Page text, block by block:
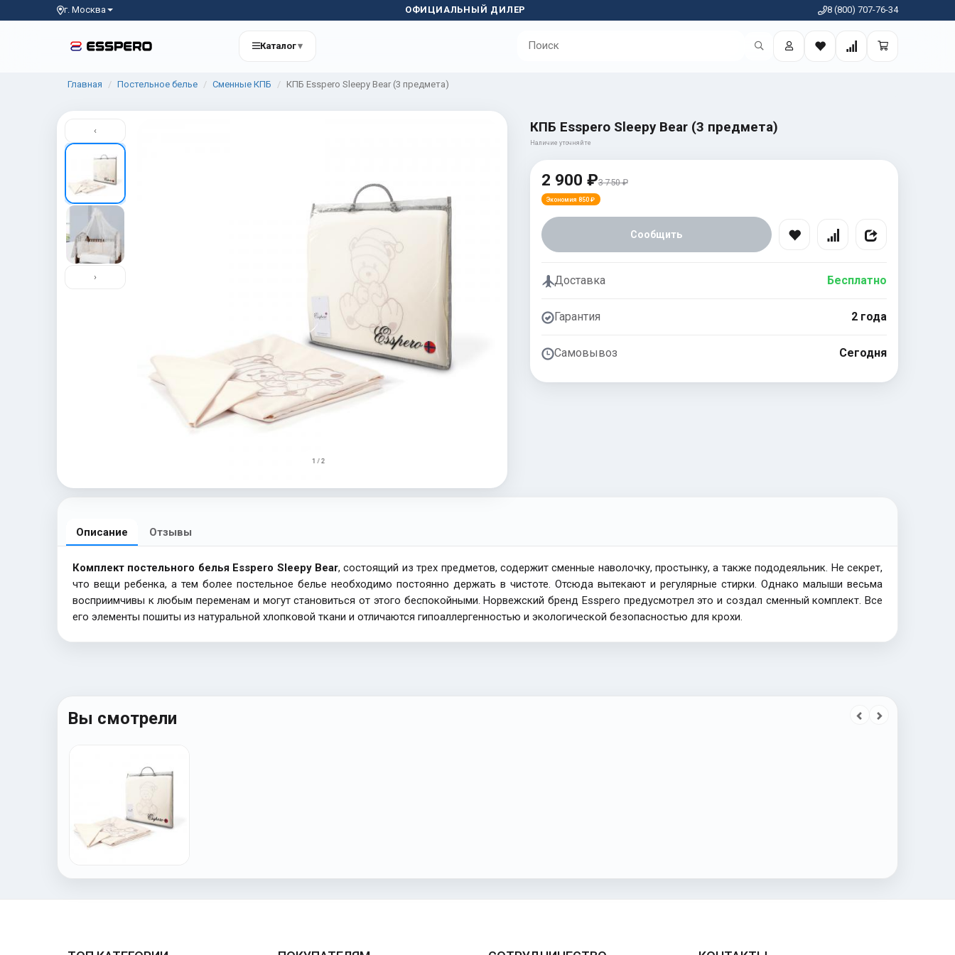
г. Москва ОФИЦИАЛЬНЫЙ ДИЛЕР 8 (800) 707-76-34
Каталог▾
Главная Постельное белье Сменные КПБ КПБ Esspero Sleepy Bear (3 предмета)
‹
›
1 / 2
КПБ Esspero Sleepy Bear (3 предмета)
Наличие уточняйте
2 900 ₽3 750 ₽
Экономия 850 ₽
Сообщить
Доставка Бесплатно
Гарантия 2 года
Самовывоз Сегодня
Описание Отзывы
Комплект постельного белья Esspero Sleepy Bear, состоящий из трех предметов, содержит сменные наволочку, простынку, а также пододеяльник. Не секрет,
что вещи ребенка, а тем более постельное белье необходимо постоянно держать в чистоте. Отсюда вытекают и регулярные стирки. Однако малыши весьма
восприимчивы к любым переменам и могут становиться от этого беспокойными. Норвежский бренд Esspero предусмотрел это и создал сменный комплект. Все
его элементы пошиты из натуральной хлопковой ткани и отличаются гипоаллергенностью и экологической безопасностью для крохи.
Вы смотрели